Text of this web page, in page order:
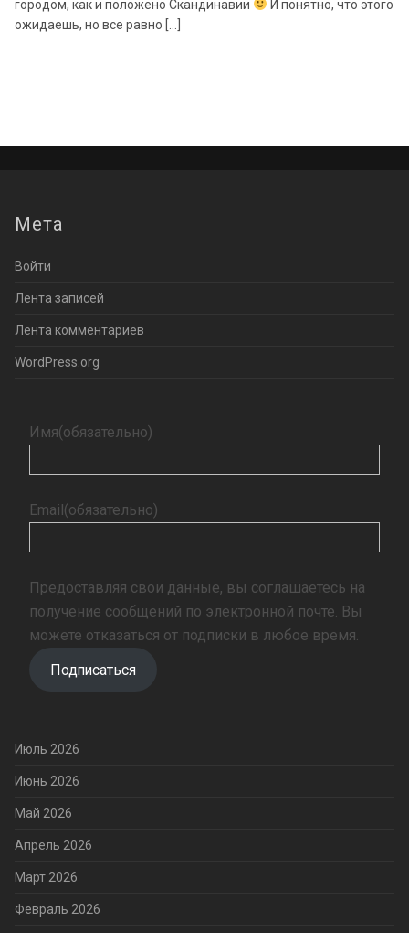
городом, как и положено Скандинавии
И понятно, что этого
ожидаешь, но все равно […]
Мета
Войти
Лента записей
Лента комментариев
WordPress.org
Имя(обязательно)
Email(обязательно)
Предоставляя свои данные, вы соглашаетесь на
получение сообщений по электронной почте. Вы
можете отказаться от подписки в любое время.
Подписаться
Июль 2026
Июнь 2026
Май 2026
Апрель 2026
Март 2026
Февраль 2026